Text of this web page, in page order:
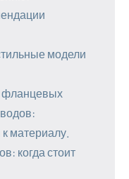
модели
фланцевых
материалу.
когда стоит